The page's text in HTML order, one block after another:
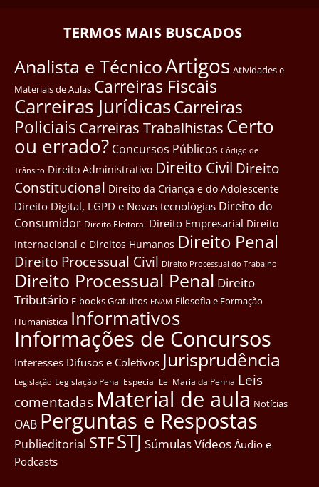
TERMOS MAIS BUSCADOS
Analista e TécnicoArtigos Atividades e
Materiais de Aulas Carreiras Fiscais
Carreiras JurídicasCarreiras
Policiais Carreiras Trabalhistas Certo
ou errado? Concursos Públicos Côdigo de
Trânsito Direito Administrativo Direito Civil Direito
Constitucional Direito da Criança e do Adolescente
Direito Digital, LGPD e Novas tecnológias Direito do
Consumidor Direito Eleitoral Direito Empresarial Direito
Internacional e Direitos Humanos Direito Penal
Direito Processual Civil Direito Processual do Trabalho
Direito Processual Penal Direito
Tributário E-books Gratuitos ENAM Filosofia e Formação
Humanística Informativos
Informações de Concursos
Interesses Difusos e Coletivos Jurisprudência
Legislação Legislação Penal Especial Lei Maria da Penha Leis
comentadas Material de aula Notícias
OAB Perguntas e Respostas
Publieditorial STFSTJ SúmulasVídeos Áudio e
Podcasts